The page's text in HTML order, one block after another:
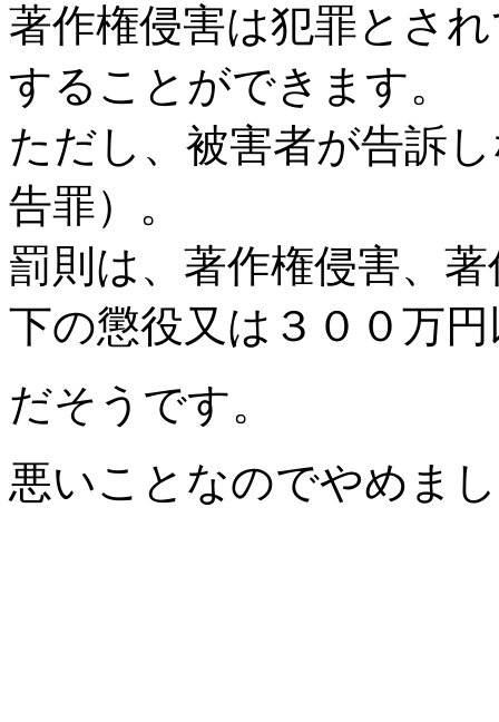
著作権侵害は犯罪とさ
することができます。
ただし、被害者が告訴
告罪）。
罰則は、著作権侵害、
下の懲役又は３００万
だそうです。
悪いことなのでやめま